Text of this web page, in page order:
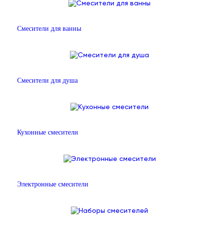
Смесители для ванны
Смесители для душа
Кухонные смесители
Электронные смесители